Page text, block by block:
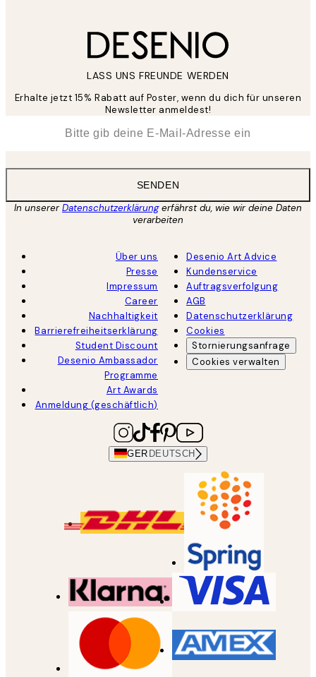
LASS UNS FREUNDE WERDEN
Erhalte jetzt 15% Rabatt auf Poster, wenn du dich für unseren
Newsletter anmeldest!
SENDEN
In unsererDatenschutzerklärungerfährst du, wie wir deine Daten
verarbeiten
Über uns
Presse
Impressum
Career
Nachhaltigkeit
Barrierefreiheitserklärung
Student Discount
Desenio Ambassador
Programme
Art Awards
Anmeldung (geschäftlich)
Desenio Art Advice
Kundenservice
Auftragsverfolgung
AGB
Datenschutzerklärung
Cookies
Stornierungsanfrage
Cookies verwalten
GER DEUTSCH